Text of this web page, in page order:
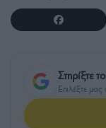
Στηρίξτε
Επιλέξτε μας